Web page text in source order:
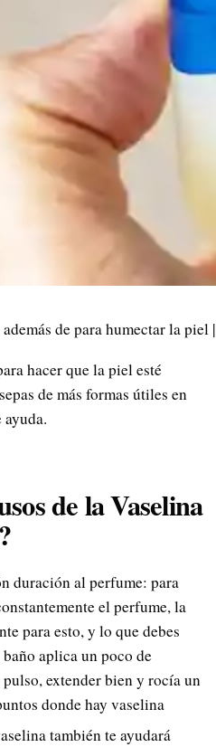
de para humectar la piel
hacer que la piel esté
de más formas útiles en
de la Vaselina
duración al perfume: para
el perfume, la
para esto, y lo que debes
aplica un poco de
extender bien y rocía un
donde hay vaselina
también te ayudará